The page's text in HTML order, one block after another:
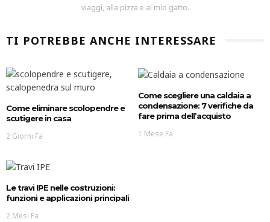
viaggi, alla pizza e al mio gatto.
TI POTREBBE ANCHE INTERESSARE
Come eliminare scolopendre e
scutigere in casa
2 Giorni Fa
Come scegliere una caldaia a
condensazione: 7 verifiche da
fare prima dell’acquisto
1 Mese Fa
Le travi IPE nelle costruzioni:
funzioni e applicazioni principali
2 Mesi Fa